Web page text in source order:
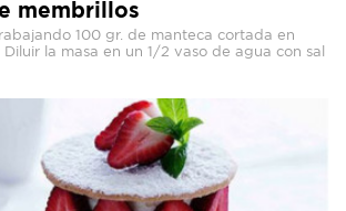
membrillos
100 gr. de manteca cortada en
la masa en un 1/2 vaso de agua con sal